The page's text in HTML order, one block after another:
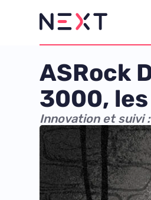
ASRock
3000,
Innovation et suivi